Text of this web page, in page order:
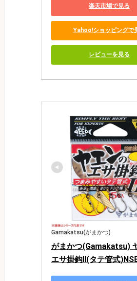
楽天市場で見る
Yahoo!ショッピングで
レビューを見る
Gamakatsu(がまかつ)
がまかつ(Gamakatsu)
エサ掛鈎II(タテ管式